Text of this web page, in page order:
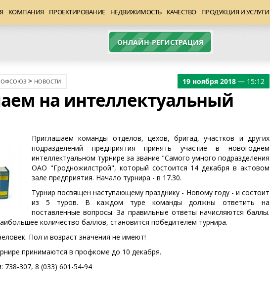
КОМПАНИЯ ПРОЕКТИРОВАНИЕ НЕДВИЖИМОСТЬ КАЧЕСТВО ПРОДУКЦИЯ И УСЛУГИ
ОНЛАЙН-РЕГИСТРАЦИЯ
> НОВОСТИ
на интеллектуальный
19 ноября 2018 — 15:12
Приглашаем команды отделов, цехов, бригад, участков и других
подразделений предприятия принять участие в новогоднем
интеллектуальном турнире за звание "Самого умного подразделения
ОАО "Гродножилстрой", который состоится 14 декабря в актовом
зале предприятия. Начало турнира - в 17.30.
Турнир посвящен наступающему празднику - Новому году - и состоит
из 5 туров. В каждом туре команды должны ответить на
поставленные вопросы. За правильные ответы начисляются баллы.
количество баллов, становится победителем турнира.
Пол и возраст значения не имеют!
принимаются в профкоме до 10 декабря.
738-307, 8 (033) 601-54-94